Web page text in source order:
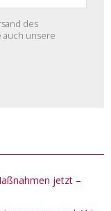
des
auch unsere
jetzt –